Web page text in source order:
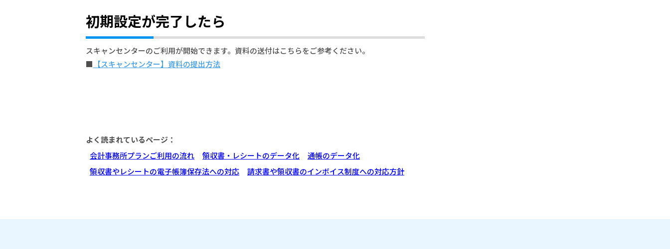
初期設定が完了したら
スキャンセンターのご利用が開始できます。資料の送付はこちらをご参考ください。
■ 【スキャンセンター】資料の提出方法
よく読まれているページ：
会計事務所プランご利用の流れ
領収書・レシートのデータ化
通帳のデータ化
領収書やレシートの電子帳簿保存法への対応
請求書や領収書のインボイス制度への対応方針